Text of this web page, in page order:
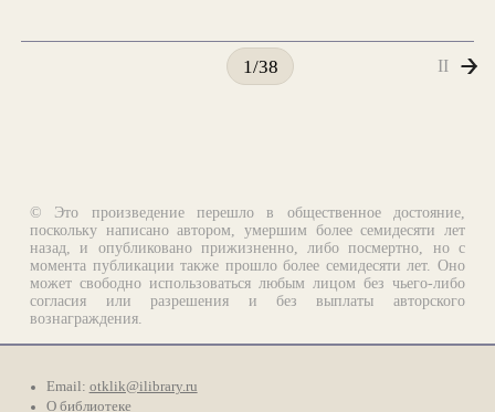
1/38 II
© Это произведение перешло в общественное достояние,
поскольку написано автором, умершим более семидесяти лет
назад, и опубликовано прижизненно, либо посмертно, но с
момента публикации также прошло более семидесяти лет. Оно
может свободно использоваться любым лицом без чьего-либо
согласия или разрешения и без выплаты авторского
вознаграждения.
Email: otklik@ilibrary.ru
О библиотеке